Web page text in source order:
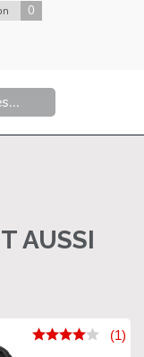
0
AUSSI
(1)